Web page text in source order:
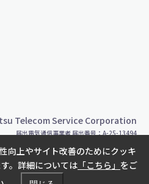
Telecom Service Corporation
届出電気通信事業者 届出番号：A-25-13494
向上やサイト改善のためにクッキ
。詳細については 「こちら」 をご